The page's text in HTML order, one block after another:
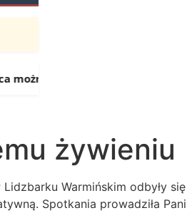
składać wnioski o
żywieniu
Warmińskim odbyły
Spotkania prowadziła